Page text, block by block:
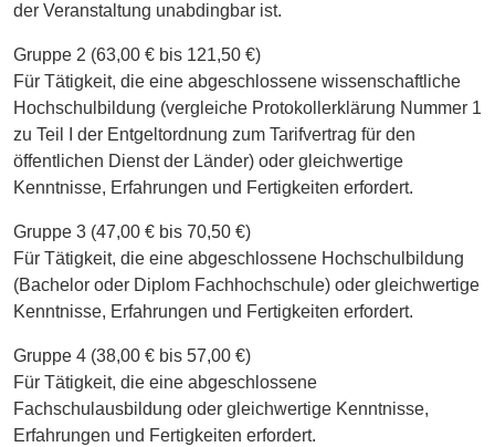
der Veranstaltung unabdingbar ist.
Gruppe 2 (63,00 € bis 121,50 €)
Für Tätigkeit, die eine abgeschlossene wissenschaftliche
Hochschulbildung (vergleiche Protokollerklärung Nummer 1
zu Teil I der Entgeltordnung zum Tarifvertrag für den
öffentlichen Dienst der Länder) oder gleichwertige
Kenntnisse, Erfahrungen und Fertigkeiten erfordert.
Gruppe 3 (47,00 € bis 70,50 €)
Für Tätigkeit, die eine abgeschlossene Hochschulbildung
(Bachelor oder Diplom Fachhochschule) oder gleichwertige
Kenntnisse, Erfahrungen und Fertigkeiten erfordert.
Gruppe 4 (38,00 € bis 57,00 €)
Für Tätigkeit, die eine abgeschlossene
Fachschulausbildung oder gleichwertige Kenntnisse,
Erfahrungen und Fertigkeiten erfordert.